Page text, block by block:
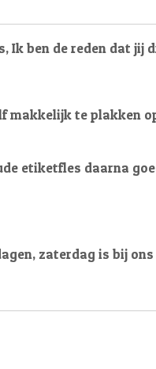
Ik ben de reden dat jij
makkelijk te plakken
etiketfles daarna
zaterdag is bij